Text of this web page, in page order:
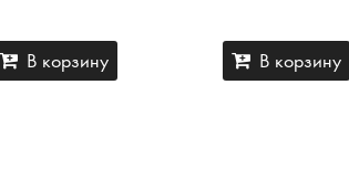
В корзину В корзину